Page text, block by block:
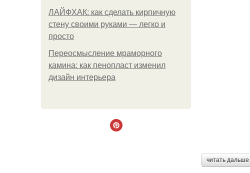
ЛАЙФХАК: как сделать кирпичную
стену своими руками — легко и
просто
Переосмысление мраморного
камина: как пенопласт изменил
дизайн интерьера
читать